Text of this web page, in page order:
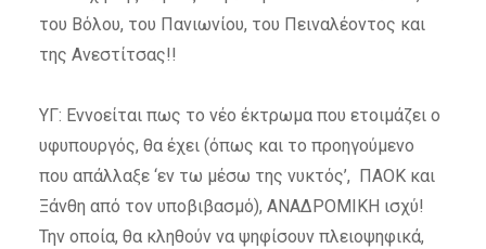
του Βόλου, του Πανιωνίου, του Πειναλέοντος και
της Ανεστίτσας!!
ΥΓ: Εννοείται πως το νέο έκτρωμα που ετοιμάζει ο
υφυπουργός, θα έχει (όπως και το προηγούμενο
που απάλλαξε ‘εν τω μέσω της νυκτός’, ΠΑΟΚ και
Ξάνθη από τον υποβιβασμό), ΑΝΑΔΡΟΜΙΚΗ ισχύ!
Την οποία, θα κληθούν να ψηφίσουν πλειοψηφικά,